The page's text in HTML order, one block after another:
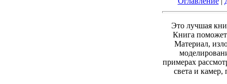
Это лучшая
Книга поможет
Материал,
примерах
света и